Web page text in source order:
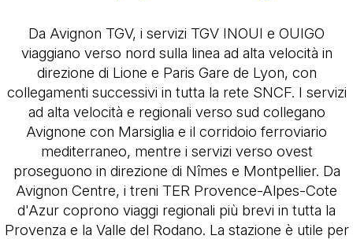
Da Avignon TGV, i servizi TGV INOUI e OUIGO
viaggiano verso nord sulla linea ad alta velocità in
direzione di Lione e Paris Gare de Lyon, con
collegamenti successivi in tutta la rete SNCF. I servizi
ad alta velocità e regionali verso sud collegano
Avignone con Marsiglia e il corridoio ferroviario
mediterraneo, mentre i servizi verso ovest
proseguono in direzione di Nîmes e Montpellier. Da
Avignon Centre, i treni TER Provence-Alpes-Cote
d'Azur coprono viaggi regionali più brevi in tutta la
Provenza e la Valle del Rodano. La stazione è utile per